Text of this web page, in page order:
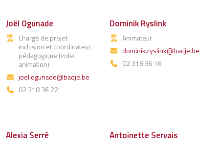
Joël Ogunade
Chargé de projet
inclusion et coordinateur
pédagogique (volet
animation)
joel.ogunade@badje.be
02 318 36 22
Dominik Ryslink
Animateur
dominik.ryslink@badje.be
02 318 36 16
Alexia Serré Antoinette Servais